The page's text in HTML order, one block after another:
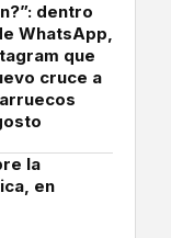
dentro
WhatsApp,
que
cruce a
la
en